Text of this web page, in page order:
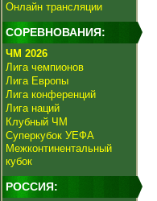
Онлайн трансляции
СОРЕВНОВАНИЯ:
ЧМ 2026
Лига чемпионов
Лига Европы
Лига конференций
Лига наций
Клубный ЧМ
Суперкубок УЕФА
Межконтинентальный
кубок
РОССИЯ: